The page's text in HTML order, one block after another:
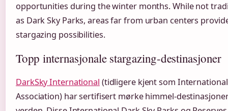
opportunities during the winter months. While not
as Dark Sky Parks, areas far from urban centers
stargazing possibilities.
Topp internasjonale stargazing-destinasjoner
DarkSky International (tidligere kjent som
Association) har sertifisert mørke himmel-